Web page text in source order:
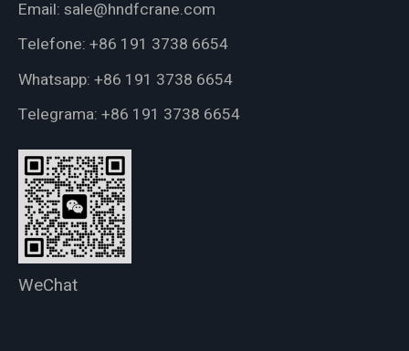
Email: sale@hndfcrane.com
Telefone: +86 191 3738 6654
Whatsapp: +86 191 3738 6654
Telegrama: +86 191 3738 6654
WeChat